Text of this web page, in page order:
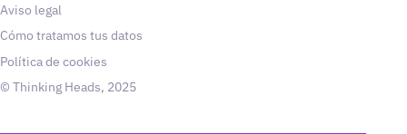
Aviso legal
Cómo tratamos tus datos
Política de cookies
© Thinking Heads, 2025